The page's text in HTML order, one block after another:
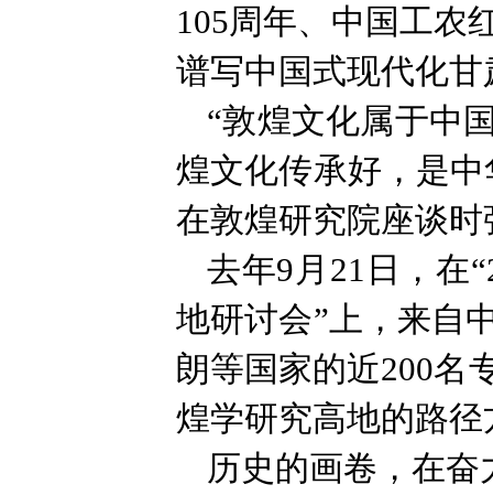
105周年、中国工农
谱写中国式现代化甘
“敦煌文化属于中
煌文化传承好，是
在敦煌研究院座谈时
去年9月21日，在
地研讨会”上，来自
朗等国家的近200名
煌学研究高地的路径
历史的画卷，在